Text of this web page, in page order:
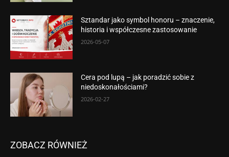
Sztandar jako symbol honoru – znaczenie,
historia i współczesne zastosowanie
2026-05-07
Cera pod lupą – jak poradzić sobie z
niedoskonałościami?
2026-02-27
ZOBACZ RÓWNIEŻ